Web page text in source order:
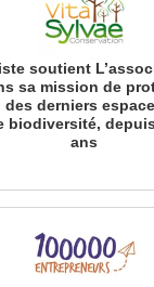
soutient
sa mission de
derniers
biodiversité,
ans